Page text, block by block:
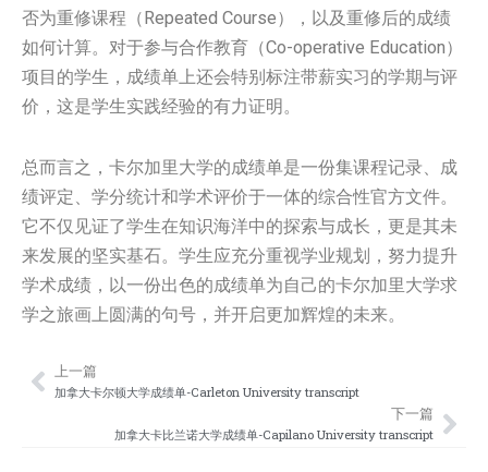
否为重修课程（Repeated Course），以及重修后的成绩
如何计算。对于参与合作教育（Co-operative Education）
项目的学生，成绩单上还会特别标注带薪实习的学期与评
价，这是学生实践经验的有力证明。
总而言之，卡尔加里大学的成绩单是一份集课程记录、成
绩评定、学分统计和学术评价于一体的综合性官方文件。
它不仅见证了学生在知识海洋中的探索与成长，更是其未
来发展的坚实基石。学生应充分重视学业规划，努力提升
学术成绩，以一份出色的成绩单为自己的卡尔加里大学求
学之旅画上圆满的句号，并开启更加辉煌的未来。
Prev
上一篇
加拿大卡尔顿大学成绩单-Carleton University transcript
下一篇
加拿大卡比兰诺大学成绩单-Capilano University transcript